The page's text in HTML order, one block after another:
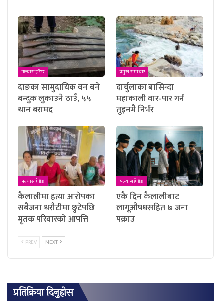
फ्ल्यास हेडिङ
दाङका सामुदायिक वन बने
बन्दुक लुकाउने ठाउँ, ५५
थान बरामद
प्रमुख समाचार
दार्चुलाका बासिन्दा
महाकाली वार-पार गर्न
तुइनमै निर्भर
फ्ल्यास हेडिङ
कैलालीमा हत्या आराेपका
सबैजना धरौटीमा छुटेपछि
मृतक परिवारको आपत्ति
फ्ल्यास हेडिङ
एकै दिन कैलालीबाट
लागूऔषधसहित ७ जना
पक्राउ
PREV NEXT
प्रतिक्रिया दिनुहोस